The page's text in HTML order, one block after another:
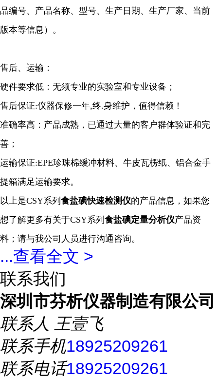
品编号、产品名称、型号、生产日期、生产厂家、当前
版本等信息）。
售后、运输：
硬件要求低：无须专业的实验室和专业设备；
售后保证:仪器保修一年,终.身维护，值得信赖！
准确率高：产品成熟，已通过大量的客户群体验证和完
善；
运输保证:EPE珍珠棉缓冲材料、牛皮瓦楞纸、铝合金手
提箱满足运输要求。
以上是CSY系列 食盐碘快速检测仪的产品信息，如果您
想了解更多有关于CSY系列 食盐碘定量分析仪产品资
料；请与我公司人员进行沟通咨询。
...查看全文 >
联系我们
深圳市芬析仪器制造有限公司
联系人 王壹飞
联系手机18925209261
联系电话18925209261